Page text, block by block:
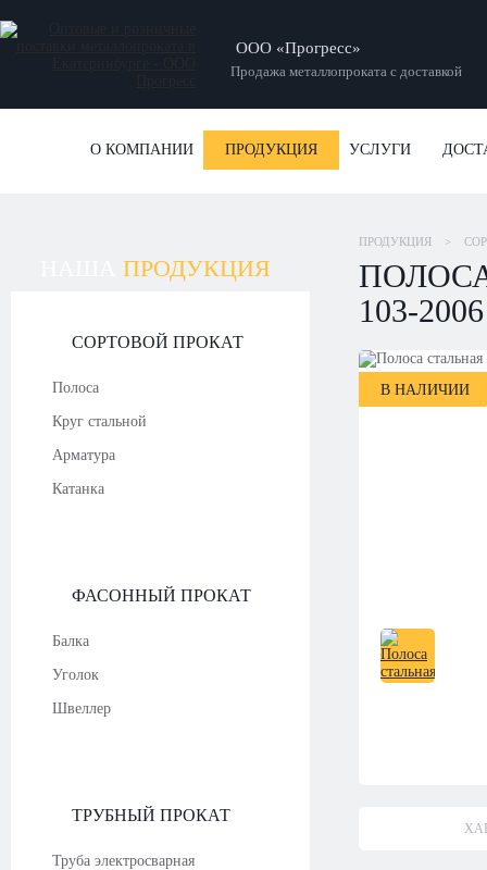
ООО «Прогресс»
Продажа металлопроката с доставкой
О КОМПАНИИ ПРОДУКЦИЯ УСЛУГИ
ПРОДУКЦИЯ
СОРТОВОЙ ПРОКАТ
Полоса
Круг стальной
Арматура
Катанка
ФАСОННЫЙ ПРОКАТ
Балка
Уголок
Швеллер
ТРУБНЫЙ ПРОКАТ
Труба электросварная
ПРОДУКЦИЯ >
103-2006
В НАЛИЧИИ